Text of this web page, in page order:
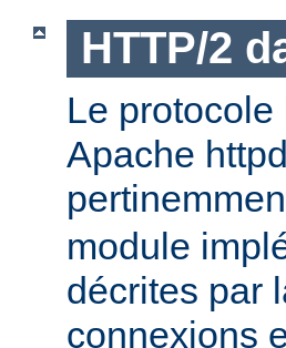
HTTP/2
Le
Apache
module
décrites par
connexions